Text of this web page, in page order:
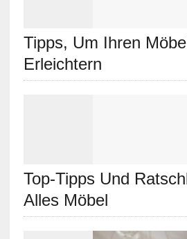
Tipps, Um Ihren
Erleichtern
Top-Tipps Und
Alles Möbel